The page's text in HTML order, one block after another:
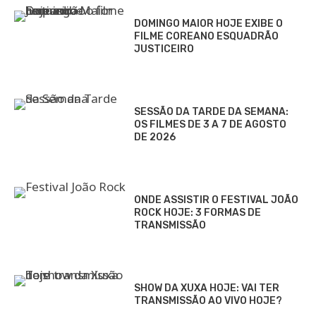
DOMINGO MAIOR HOJE EXIBE O
FILME COREANO ESQUADRÃO
JUSTICEIRO
SESSÃO DA TARDE DA SEMANA:
OS FILMES DE 3 A 7 DE AGOSTO
DE 2026
ONDE ASSISTIR O FESTIVAL JOÃO
ROCK HOJE: 3 FORMAS DE
TRANSMISSÃO
SHOW DA XUXA HOJE: VAI TER
TRANSMISSÃO AO VIVO HOJE?